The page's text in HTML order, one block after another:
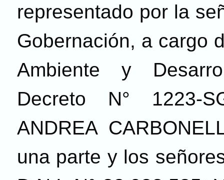
representado por la
Gobernación, a cargo
Ambiente y
Decreto N° 1223-
ANDREA
una parte y los